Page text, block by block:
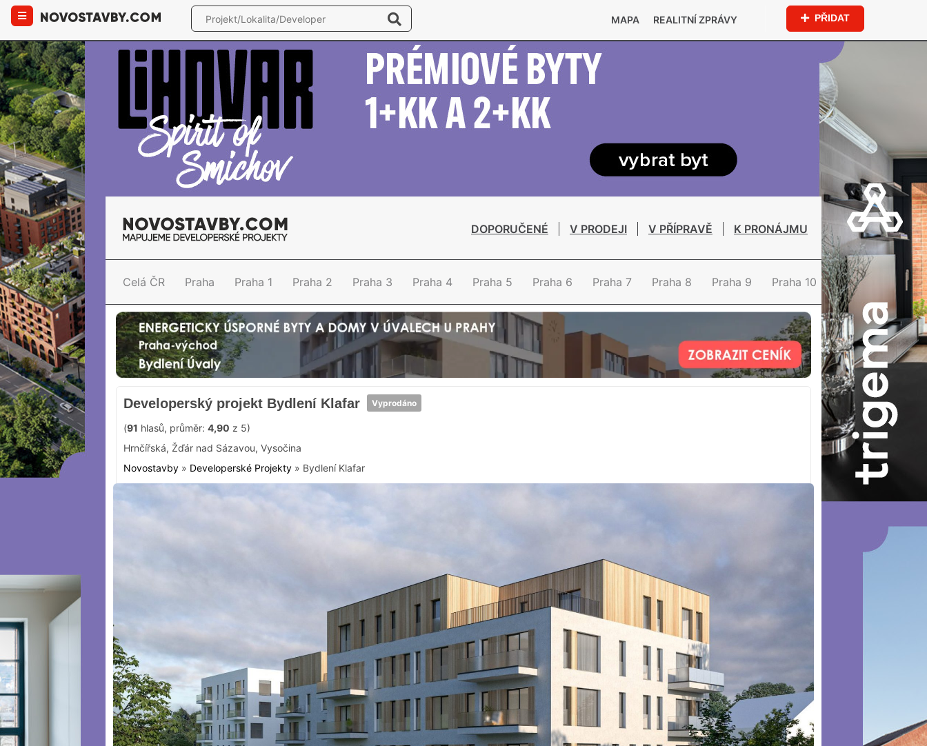
MAPA REALITNÍ ZPRÁVY PŘIDAT
DOPORUČENÉ V PRODEJI V PŘÍPRAVĚ K PRONÁJMU
Celá ČR Praha Praha 1 Praha 2 Praha 3 Praha 4 Praha 5 Praha 6 Praha 7 Praha 8 Praha 9 Praha 10
Developerský projekt Bydlení Klafar Vyprodáno
(91 hlasů, průměr: 4,90 z 5)
Hrnčířská, Žďár nad Sázavou, Vysočina
Novostavby » Developerské Projekty » Bydlení Klafar